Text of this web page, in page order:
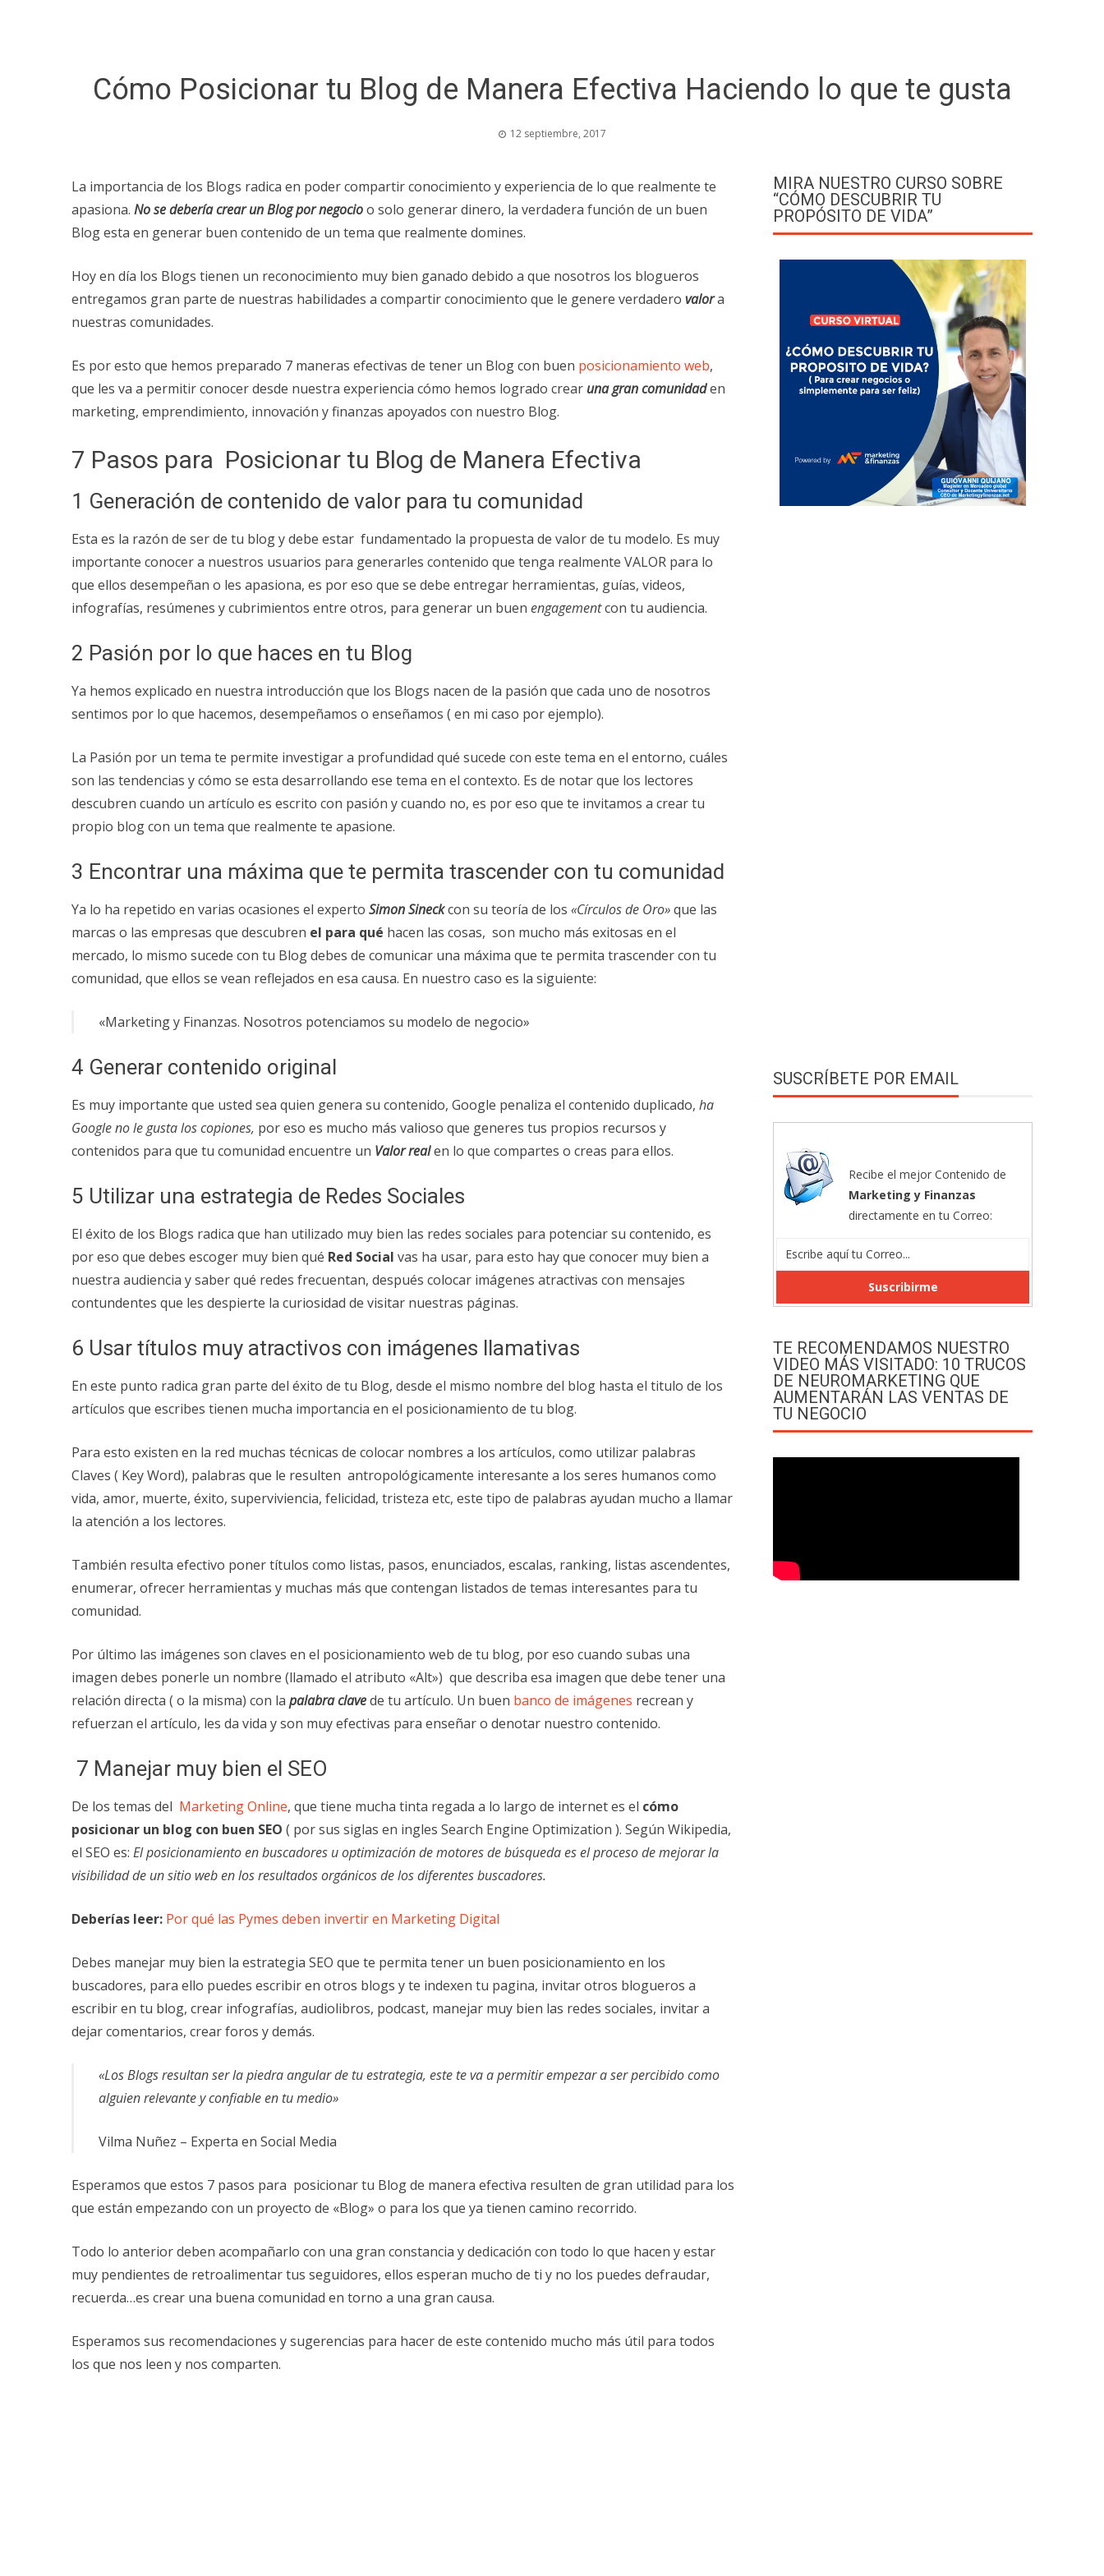
Cómo Posicionar tu Blog de Manera Efectiva Haciendo lo que te gusta
12 septiembre, 2017
La importancia de los Blogs radica en poder compartir conocimiento y experiencia de lo que realmente te
apasiona. No se debería crear un Blog por negocioo solo generar dinero, la verdadera función de un buen
Blog esta en generar buen contenido de un tema que realmente domines.
Hoy en día los Blogs tienen un reconocimiento muy bien ganado debido a que nosotros los blogueros
entregamos gran parte de nuestras habilidades a compartir conocimiento que le genere verdadero valora
nuestras comunidades.
Es por esto que hemos preparado 7 maneras efectivas de tener un Blog con buen posicionamiento web,
que les va a permitir conocer desde nuestra experiencia cómo hemos logrado crear una gran comunidaden
marketing, emprendimiento, innovación y finanzas apoyados con nuestro Blog.
7 Pasos para Posicionar tu Blog de Manera Efectiva
1 Generación de contenido de valor para tu comunidad
Esta es la razón de ser de tu blog y debe estar fundamentado la propuesta de valor de tu modelo. Es muy
importante conocer a nuestros usuarios para generarles contenido que tenga realmente VALOR para lo
que ellos desempeñan o les apasiona, es por eso que se debe entregar herramientas, guías, videos,
infografías, resúmenes y cubrimientos entre otros, para generar un buen engagementcon tu audiencia.
2 Pasión por lo que haces en tu Blog
Ya hemos explicado en nuestra introducción que los Blogs nacen de la pasión que cada uno de nosotros
sentimos por lo que hacemos, desempeñamos o enseñamos ( en mi caso por ejemplo).
La Pasión por un tema te permite investigar a profundidad qué sucede con este tema en el entorno, cuáles
son las tendencias y cómo se esta desarrollando ese tema en el contexto. Es de notar que los lectores
descubren cuando un artículo es escrito con pasión y cuando no, es por eso que te invitamos a crear tu
propio blog con un tema que realmente te apasione.
3 Encontrar una máxima que te permita trascender con tu comunidad
Ya lo ha repetido en varias ocasiones el experto Simon Sineckcon su teoría de los «Círculos de Oro»que las
marcas o las empresas que descubren el para qué hacen las cosas, son mucho más exitosas en el
mercado, lo mismo sucede con tu Blog debes de comunicar una máxima que te permita trascender con tu
comunidad, que ellos se vean reflejados en esa causa. En nuestro caso es la siguiente:
«Marketing y Finanzas. Nosotros potenciamos su modelo de negocio»
4 Generar contenido original
Es muy importante que usted sea quien genera su contenido, Google penaliza el contenido duplicado, ha
Google no le gusta los copiones, por eso es mucho más valioso que generes tus propios recursos y
contenidos para que tu comunidad encuentre un Valor realen lo que compartes o creas para ellos.
5 Utilizar una estrategia de Redes Sociales
El éxito de los Blogs radica que han utilizado muy bien las redes sociales para potenciar su contenido, es
por eso que debes escoger muy bien qué Red Social vas ha usar, para esto hay que conocer muy bien a
nuestra audiencia y saber qué redes frecuentan, después colocar imágenes atractivas con mensajes
contundentes que les despierte la curiosidad de visitar nuestras páginas.
6 Usar títulos muy atractivos con imágenes llamativas
En este punto radica gran parte del éxito de tu Blog, desde el mismo nombre del blog hasta el titulo de los
artículos que escribes tienen mucha importancia en el posicionamiento de tu blog.
Para esto existen en la red muchas técnicas de colocar nombres a los artículos, como utilizar palabras
Claves ( Key Word), palabras que le resulten antropológicamente interesante a los seres humanos como
vida, amor, muerte, éxito, superviviencia, felicidad, tristeza etc, este tipo de palabras ayudan mucho a llamar
la atención a los lectores.
También resulta efectivo poner títulos como listas, pasos, enunciados, escalas, ranking, listas ascendentes,
enumerar, ofrecer herramientas y muchas más que contengan listados de temas interesantes para tu
comunidad.
Por último las imágenes son claves en el posicionamiento web de tu blog, por eso cuando subas una
imagen debes ponerle un nombre (llamado el atributo «Alt») que describa esa imagen que debe tener una
relación directa ( o la misma) con la palabra clavede tu artículo. Un buen banco de imágenes recrean y
refuerzan el artículo, les da vida y son muy efectivas para enseñar o denotar nuestro contenido.
7 Manejar muy bien el SEO
De los temas del Marketing Online, que tiene mucha tinta regada a lo largo de internet es el cómo
posicionar un blog con buen SEO ( por sus siglas en ingles Search Engine Optimization ). Según Wikipedia,
el SEO es: El posicionamiento en buscadores u optimización de motores de búsqueda es el proceso de mejorar la
visibilidad de un sitio web en los resultados orgánicos de los diferentes buscadores.
Deberías leer: Por qué las Pymes deben invertir en Marketing Digital
Debes manejar muy bien la estrategia SEO que te permita tener un buen posicionamiento en los
buscadores, para ello puedes escribir en otros blogs y te indexen tu pagina, invitar otros blogueros a
escribir en tu blog, crear infografías, audiolibros, podcast, manejar muy bien las redes sociales, invitar a
dejar comentarios, crear foros y demás.
«Los Blogs resultan ser la piedra angular de tu estrategia, este te va a permitir empezar a ser percibido como
alguien relevante y confiable en tu medio»
Vilma Nuñez – Experta en Social Media
Esperamos que estos 7 pasos para posicionar tu Blog de manera efectiva resulten de gran utilidad para los
que están empezando con un proyecto de «Blog» o para los que ya tienen camino recorrido.
Todo lo anterior deben acompañarlo con una gran constancia y dedicación con todo lo que hacen y estar
muy pendientes de retroalimentar tus seguidores, ellos esperan mucho de ti y no los puedes defraudar,
recuerda…es crear una buena comunidad en torno a una gran causa.
Esperamos sus recomendaciones y sugerencias para hacer de este contenido mucho más útil para todos
los que nos leen y nos comparten.
MIRA NUESTRO CURSO SOBRE
“CÓMO DESCUBRIR TU
PROPÓSITO DE VIDA”
SUSCRÍBETE POR EMAIL
Recibe el mejor Contenido de
Marketing y Finanzas
directamente en tu Correo:
TE RECOMENDAMOS NUESTRO
VIDEO MÁS VISITADO: 10 TRUCOS
DE NEUROMARKETING QUE
AUMENTARÁN LAS VENTAS DE
TU NEGOCIO